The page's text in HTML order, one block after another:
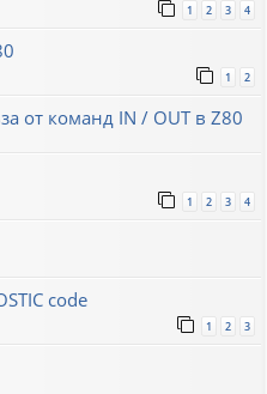
1 2 3 4
1 2
от команд IN / OUT в Z80
1 2 3 4
code
1 2 3